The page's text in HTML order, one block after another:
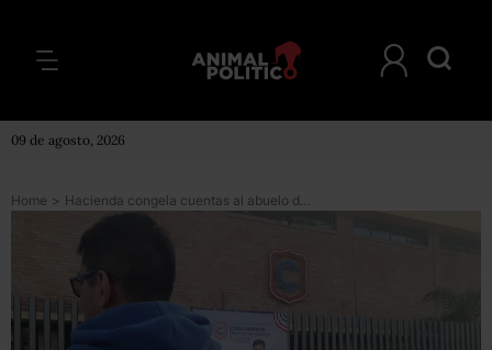
09 de agosto, 2026
Home > Hacienda congela cuentas al abuelo del niño que disparó en colegio de Coahuila